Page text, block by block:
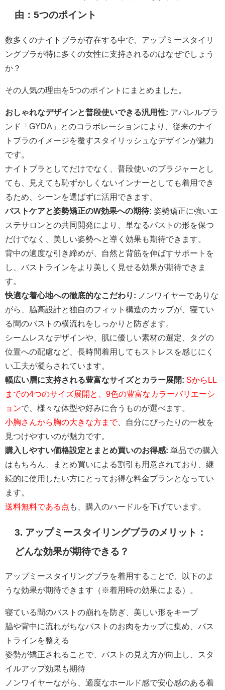
由：5つのポイント
数多くのナイトブラが存在する中で、アップミースタイリ
ングブラが特に多くの女性に支持されるのはなぜでしょう
か？
その人気の理由を5つのポイントにまとめました。
おしゃれなデザインと普段使いできる汎用性: アパレルブラ
ンド「GYDA」とのコラボレーションにより、従来のナイ
トブラのイメージを覆すスタイリッシュなデザインが魅力
です。
ナイトブラとしてだけでなく、普段使いのブラジャーとし
ても、見えても恥ずかしくないインナーとしても着用でき
るため、シーンを選ばずに活用できます。
バストケアと姿勢矯正のW効果への期待: 姿勢矯正に強いエ
ステサロンとの共同開発により、単なるバストの形を保つ
だけでなく、美しい姿勢へと導く効果も期待できます。
背中の適度な引き締めが、自然と背筋を伸ばすサポートを
し、バストラインをより美しく見せる効果が期待できま
す。
快適な着心地への徹底的なこだわり: ノンワイヤーでありな
がら、脇高設計と独自のフィット構造のカップが、寝てい
る間のバストの横流れをしっかりと防ぎます。
シームレスなデザインや、肌に優しい素材の選定、タグの
位置への配慮など、長時間着用してもストレスを感じにく
い工夫が凝らされています。
幅広い層に支持される豊富なサイズとカラー展開: SからLL
までの4つのサイズ展開と、9色の豊富なカラーバリエーシ
ョンで、様々な体型や好みに合うものが選べます。
小胸さんから胸の大きな方まで、自分にぴったりの一枚を
見つけやすいのが魅力です。
購入しやすい価格設定とまとめ買いのお得感: 単品での購入
はもちろん、まとめ買いによる割引も用意されており、継
続的に使用したい方にとってお得な料金プランとなってい
ます。
送料無料である点 も、購入のハードルを下げています。
3. アップミースタイリングブラのメリット：
どんな効果が期待できる？
アップミースタイリングブラを着用することで、以下のよ
うな効果が期待できます（※着用時の効果による）。
寝ている間のバストの崩れを防ぎ、美しい形をキープ
脇や背中に流れがちなバストのお肉をカップに集め、バス
トラインを整える
姿勢が矯正されることで、バストの見え方が向上し、スタ
イルアップ効果も期待
ノンワイヤーながら、適度なホールド感で安心感のある着